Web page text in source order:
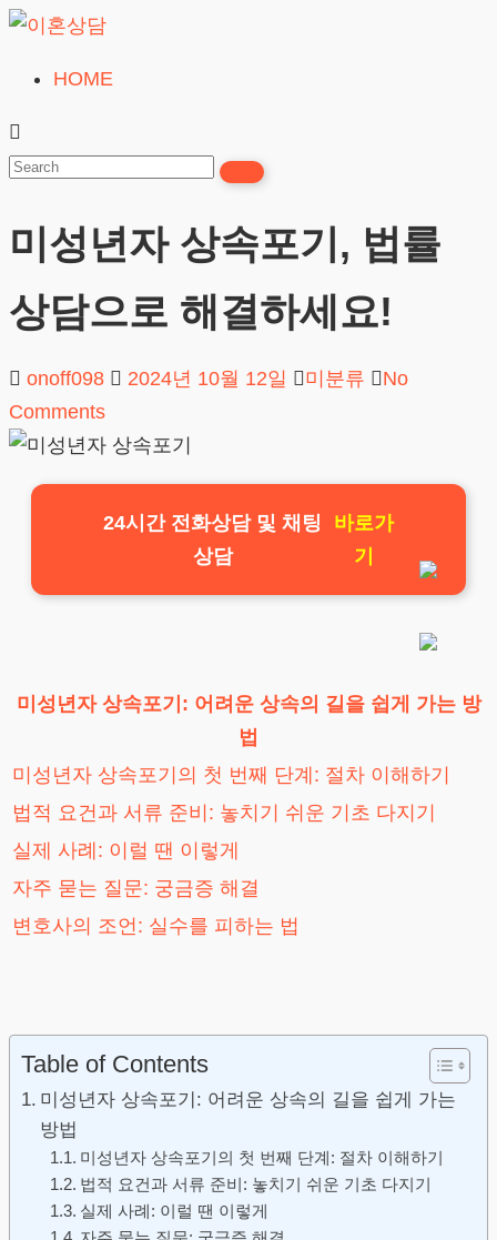
Skip
content
혼
상
24시간365일
HOME
미성년자 상속포기, 법률
상담으로 해결하세요!
onoff098 2024년 10월 12일 미분류
No
Comments
24시간 전화상담 및 채팅
상담
바로가
기
미성년자 상속포기: 어려운 상속의 길을 쉽게 가는 방
법
미성년자 상속포기의 첫 번째 단계: 절차 이해하기
법적 요건과 서류 준비: 놓치기 쉬운 기초 다지기
실제 사례: 이럴 땐 이렇게
자주 묻는 질문: 궁금증 해결
변호사의 조언: 실수를 피하는 법
Table of Contents
미성년자 상속포기: 어려운 상속의 길을 쉽게 가는
방법
미성년자 상속포기의 첫 번째 단계: 절차 이해하기
법적 요건과 서류 준비: 놓치기 쉬운 기초 다지기
실제 사례: 이럴 땐 이렇게